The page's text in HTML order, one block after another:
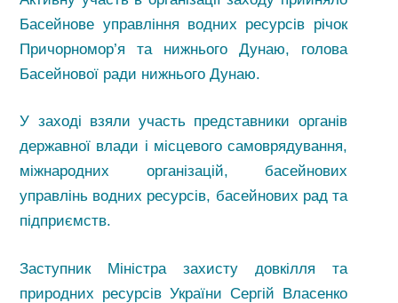
Басейнове управління водних ресурсів річок
Причорномор’я та нижнього Дунаю, голова
Басейнової ради нижнього Дунаю.
У заході взяли участь представники органів
державної влади і місцевого самоврядування,
міжнародних організацій, басейнових
управлінь водних ресурсів, басейнових рад та
підприємств.
Заступник Міністра захисту довкілля та
природних ресурсів України Сергій Власенко